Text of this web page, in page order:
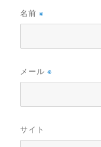
名前※
メール※
サイト